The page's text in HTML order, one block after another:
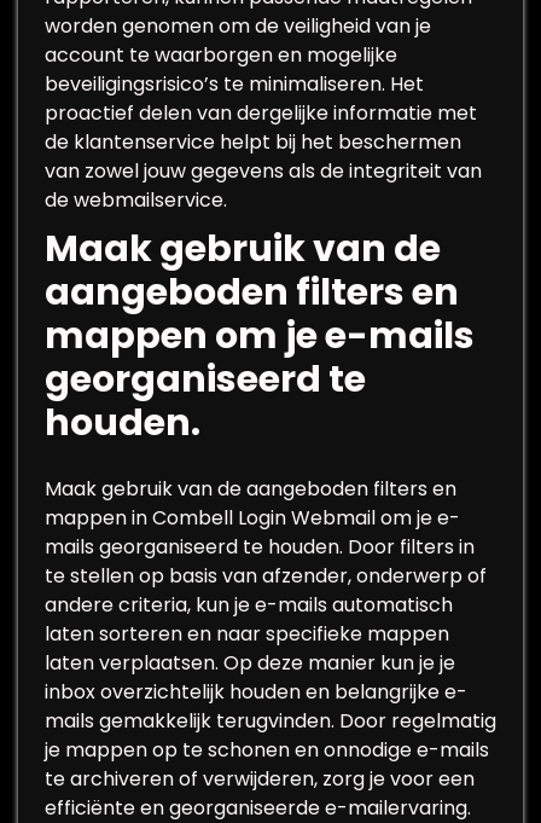
worden genomen om de veiligheid van je
account te waarborgen en mogelijke
beveiligingsrisico’s te minimaliseren. Het
proactief delen van dergelijke informatie met
de klantenservice helpt bij het beschermen
van zowel jouw gegevens als de integriteit van
de webmailservice.
Maak gebruik van de
aangeboden filters en
mappen om je e-mails
georganiseerd te
houden.
Maak gebruik van de aangeboden filters en
mappen in Combell Login Webmail om je e-
mails georganiseerd te houden. Door filters in
te stellen op basis van afzender, onderwerp of
andere criteria, kun je e-mails automatisch
laten sorteren en naar specifieke mappen
laten verplaatsen. Op deze manier kun je je
inbox overzichtelijk houden en belangrijke e-
mails gemakkelijk terugvinden. Door regelmatig
je mappen op te schonen en onnodige e-mails
te archiveren of verwijderen, zorg je voor een
efficiënte en georganiseerde e-mailervaring.